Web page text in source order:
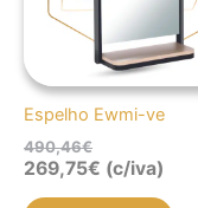
Espelho Ewmi-ve
490,46€
269,75€ (c/iva)